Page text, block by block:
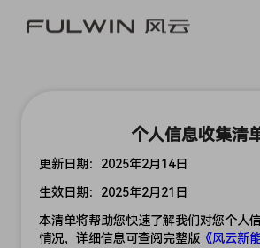
14.99-20.79万元
预约品鉴
个人信息收集清
更新日期：2025年2月14日
生效日期：2025年2月21日
本清单将帮助您快速了解我们对您个人
情况，详细信息可查阅完整版《风云新